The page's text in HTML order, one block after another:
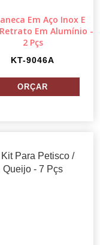
Em Aço Inox E
Em Alumínio -
2 Pçs
KT-9046A